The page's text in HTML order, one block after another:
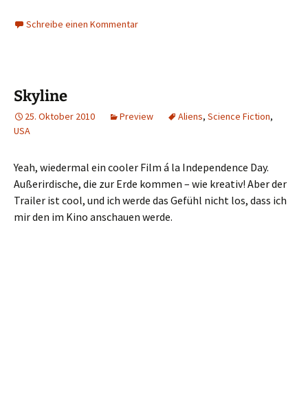
Schreibe einen Kommentar
Skyline
25. Oktober 2010 Preview Aliens, Science Fiction,
USA
Yeah, wiedermal ein cooler Film á la Independence Day.
Außerirdische, die zur Erde kommen – wie kreativ! Aber der
Trailer ist cool, und ich werde das Gefühl nicht los, dass ich
mir den im Kino anschauen werde.